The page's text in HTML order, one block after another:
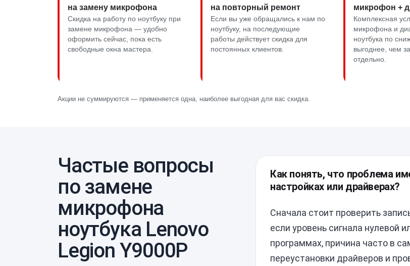
на замену микрофона
Скидка на работу по ноутбуку при
замене микрофона — удобно
оформить сейчас, пока есть
свободные окна мастера.
на повторный ремонт
Если вы уже обращались к нам по
ноутбуку, на последующие
работы действует скидка для
постоянных клиентов.
микрофон +
Комплексная
микрофона и
ноутбука по
выгоднее, чем
отдельно.
Акции не суммируются — применяется одна, наиболее выгодная для вас скидка.
Частые вопросы
по замене
микрофона
ноутбука Lenovo
Legion Y9000P
Как понять, что проблема
настройках или драйверах?
Сначала стоит проверить
если уровень сигнала нулевой
программах, причина часто в
переустановки драйверов и